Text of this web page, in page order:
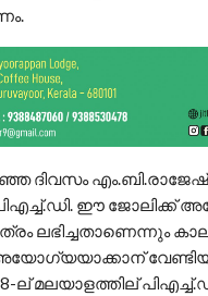
ദിവസം
ഈ ജോലിക്ക്
ലഭിച്ചതാണെന്നും
അയോഗ്യയാക്കാന്
മലയാളത്തില്